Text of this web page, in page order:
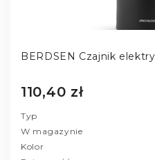
BERDSEN Czajnik
110,40 zł
Typ
W magazynie
Kolor